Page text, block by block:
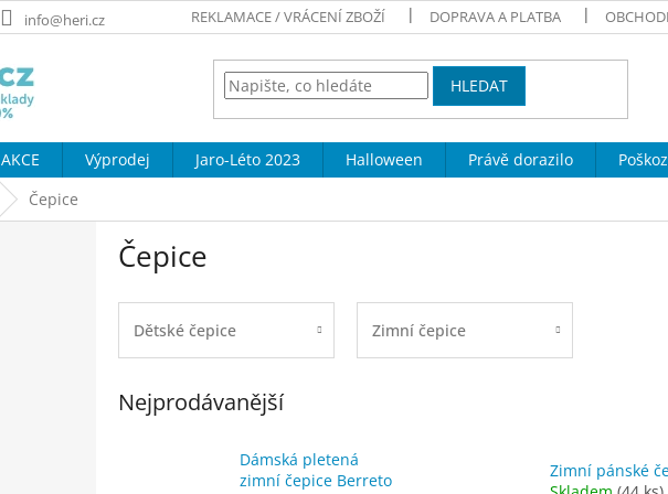
info@heri.cz REKLAMACE / VRÁCENÍ ZBOŽÍ DOPRAVA A PLATBA
HLEDAT
AKCE Výprodej Jaro-Léto 2023 Halloween Právě dorazilo
Čepice
Čepice
Dětské čepice Zimní čepice
Nejprodávanější
Dámská pletená
zimní čepice Berreto
Zimní pánské